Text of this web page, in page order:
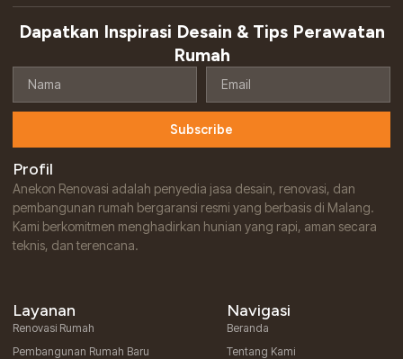
o
k
-
f
g
r
a
k
b
e
Dapatkan Inspirasi Desain & Tips Perawatan
Rumah
Subscribe
Profil
Anekon Renovasi adalah penyedia jasa desain, renovasi, dan
pembangunan rumah bergaransi resmi yang berbasis di Malang.
Kami berkomitmen menghadirkan hunian yang rapi, aman secara
teknis, dan terencana.
Layanan
Renovasi Rumah
Pembangunan Rumah Baru
Navigasi
Beranda
Tentang Kami